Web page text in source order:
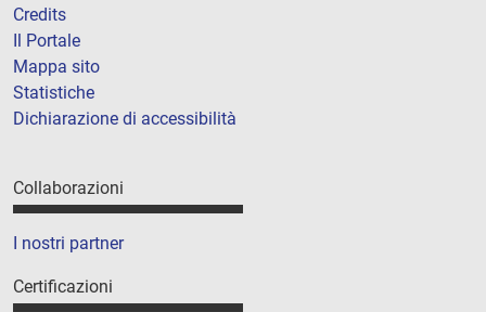
Credits
Il Portale
Mappa sito
Statistiche
Dichiarazione di accessibilità
Collaborazioni
I nostri partner
Certificazioni